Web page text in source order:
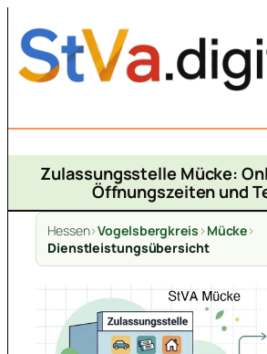
Inhalt
springen
Zulassungsstelle Mücke:
Öffnungszeiten und
Hessen>Vogelsbergkreis >Mücke>
Dienstleistungsübersicht